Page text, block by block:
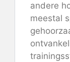
andere
meestal